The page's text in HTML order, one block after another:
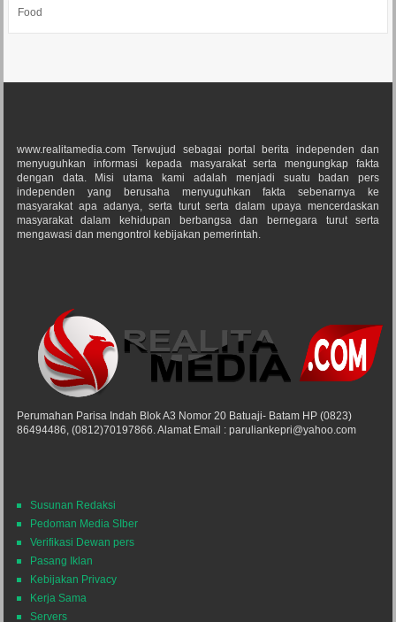
Food
www.realitamedia.com Terwujud sebagai portal berita independen dan
menyuguhkan informasi kepada masyarakat serta mengungkap fakta
dengan data. Misi utama kami adalah menjadi suatu badan pers
independen yang berusaha menyuguhkan fakta sebenarnya ke
masyarakat apa adanya, serta turut serta dalam upaya mencerdaskan
masyarakat dalam kehidupan berbangsa dan bernegara turut serta
mengawasi dan mengontrol kebijakan pemerintah.
Perumahan Parisa Indah Blok A3 Nomor 20 Batuaji- Batam HP (0823)
86494486, (0812)70197866. Alamat Email : paruliankepri@yahoo.com
Susunan Redaksi
Pedoman Media SIber
Verifikasi Dewan pers
Pasang Iklan
Kebijakan Privacy
Kerja Sama
Servers